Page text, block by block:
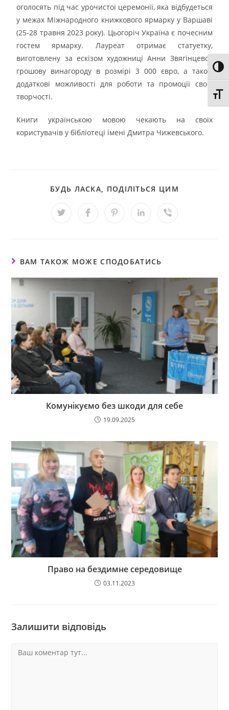
оголосять під час урочистої церемонії, яка відбудеться
у межах Міжнародного книжкового ярмарку у Варшаві
(25-28 травня 2023 року). Цьогоріч Україна є почесним
гостем ярмарку. Лауреат отримає статуетку,
виготовлену за ескізом художниці Анни Звягінцевої,
грошову винагороду в розмірі 3 000 євро, а також
додаткові можливості для роботи та промоції своєї
творчості.
Книги українською мовою чекають на своїх
користувачів у бібліотеці імені Дмитра Чижевського.
БУДЬ ЛАСКА, ПОДІЛІТЬСЯ ЦИМ
ВАМ ТАКОЖ МОЖЕ СПОДОБАТИСЬ
Комунікуємо без шкоди для себе
19.09.2025
Право на бездимне середовище
03.11.2023
Залишити відповідь